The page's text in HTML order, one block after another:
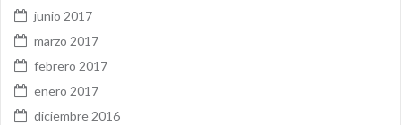
junio 2017
marzo 2017
febrero 2017
enero 2017
diciembre 2016